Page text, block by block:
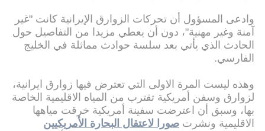
وادعى المسؤول أن تحركات الزوارق الإيرانية كانت "غير
آمنة وغير مهنية"، دون أن يعطي مزيدا من التفاصيل حول
الحادث الذي يأتي بعد سلسة حوادث مماثلة في الخليج
الفارسي.
وهذه ليست المرة الاولى التي تعترض فيها زوارق ايرانية،
لزوارق وسفن أمريكية تقترب من المياه الاقليمية الخاصة
بها، وسبق أن اعترضت سفينة أمريكية خرقت مياهها
الاقليمية ونشرت صورا لاعتقال البحارة الأمريكيين